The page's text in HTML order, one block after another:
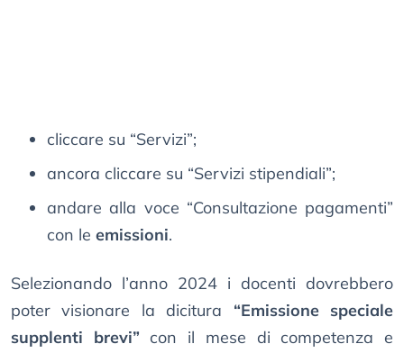
cliccare su “Servizi”;
ancora cliccare su “Servizi stipendiali”;
andare alla voce “Consultazione pagamenti”
con le emissioni.
Selezionando l’anno 2024 i docenti dovrebbero
poter visionare la dicitura “Emissione speciale
supplenti brevi” con il mese di competenza e